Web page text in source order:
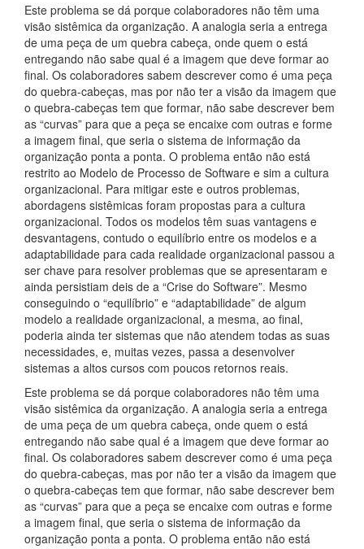
Este problema se dá porque colaboradores não têm uma
visão sistêmica da organização. A analogia seria a entrega
de uma peça de um quebra cabeça, onde quem o está
entregando não sabe qual é a imagem que deve formar ao
final. Os colaboradores sabem descrever como é uma peça
do quebra-cabeças, mas por não ter a visão da imagem que
o quebra-cabeças tem que formar, não sabe descrever bem
as “curvas” para que a peça se encaixe com outras e forme
a imagem final, que seria o sistema de informação da
organização ponta a ponta. O problema então não está
restrito ao Modelo de Processo de Software e sim a cultura
organizacional. Para mitigar este e outros problemas,
abordagens sistêmicas foram propostas para a cultura
organizacional. Todos os modelos têm suas vantagens e
desvantagens, contudo o equilíbrio entre os modelos e a
adaptabilidade para cada realidade organizacional passou a
ser chave para resolver problemas que se apresentaram e
ainda persistiam deis de a “Crise do Software”. Mesmo
conseguindo o “equilíbrio” e “adaptabilidade” de algum
modelo a realidade organizacional, a mesma, ao final,
poderia ainda ter sistemas que não atendem todas as suas
necessidades, e, muitas vezes, passa a desenvolver
sistemas a altos cursos com poucos retornos reais.
Este problema se dá porque colaboradores não têm uma
visão sistêmica da organização. A analogia seria a entrega
de uma peça de um quebra cabeça, onde quem o está
entregando não sabe qual é a imagem que deve formar ao
final. Os colaboradores sabem descrever como é uma peça
do quebra-cabeças, mas por não ter a visão da imagem que
o quebra-cabeças tem que formar, não sabe descrever bem
as “curvas” para que a peça se encaixe com outras e forme
a imagem final, que seria o sistema de informação da
organização ponta a ponta. O problema então não está